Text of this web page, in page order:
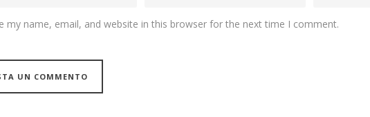
my name, email, and website in this browser for the next time I comment.